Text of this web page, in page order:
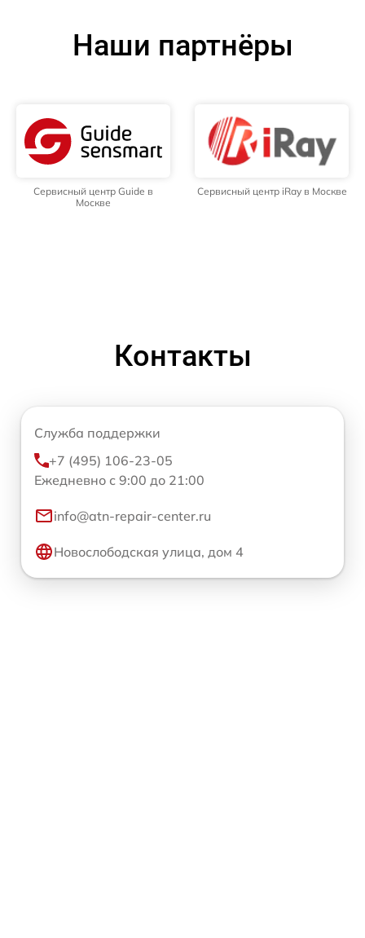
Наши партнёры
Сервисный центр Guide в
Москве
Сервисный центр iRay в Москве
Контакты
Служба поддержки
+7 (495) 106-23-05
Ежедневно с 9:00 до 21:00
info@atn-repair-center.ru
Новослободская улица, дом 4